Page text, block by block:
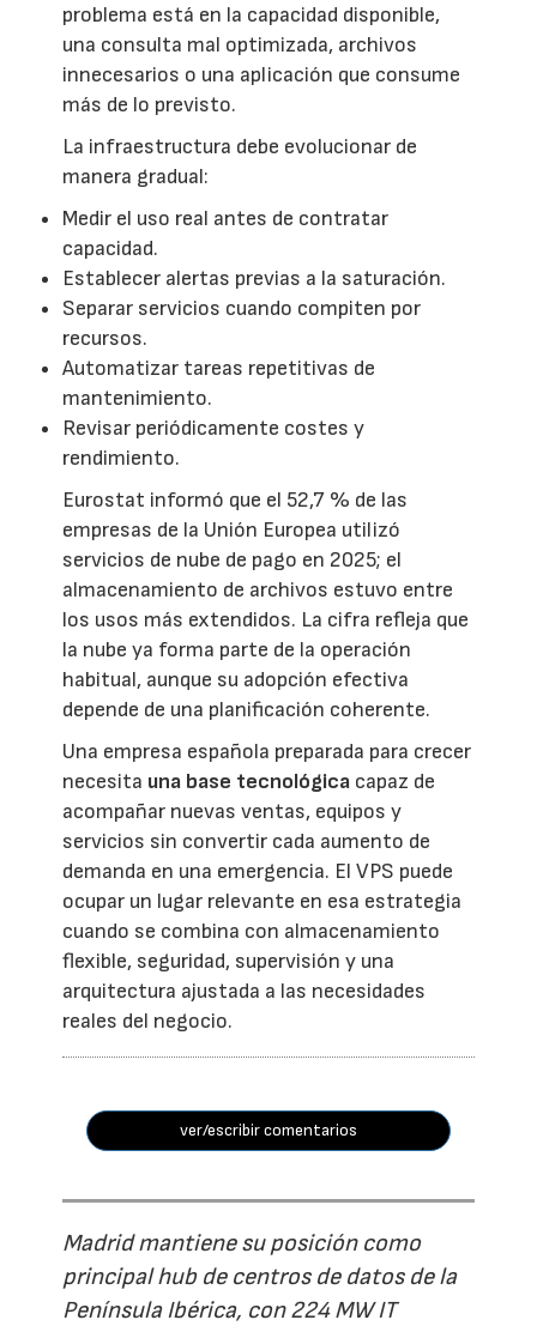
problema está en la capacidad disponible,
una consulta mal optimizada, archivos
innecesarios o una aplicación que consume
más de lo previsto.
La infraestructura debe evolucionar de
manera gradual:
Medir el uso real antes de contratar
capacidad.
Establecer alertas previas a la saturación.
Separar servicios cuando compiten por
recursos.
Automatizar tareas repetitivas de
mantenimiento.
Revisar periódicamente costes y
rendimiento.
Eurostat informó que el 52,7 % de las
empresas de la Unión Europea utilizó
servicios de nube de pago en 2025; el
almacenamiento de archivos estuvo entre
los usos más extendidos. La cifra refleja que
la nube ya forma parte de la operación
habitual, aunque su adopción efectiva
depende de una planificación coherente.
Una empresa española preparada para crecer
necesita una base tecnológica capaz de
acompañar nuevas ventas, equipos y
servicios sin convertir cada aumento de
demanda en una emergencia. El VPS puede
ocupar un lugar relevante en esa estrategia
cuando se combina con almacenamiento
flexible, seguridad, supervisión y una
arquitectura ajustada a las necesidades
reales del negocio.
ver/escribir comentarios
Madrid mantiene su posición como
principal hub de centros de datos de la
Península Ibérica, con 224 MW IT